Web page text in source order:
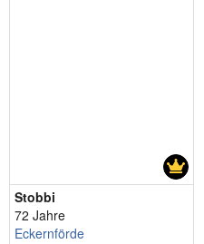
Stobbi
72 Jahre
Eckernförde